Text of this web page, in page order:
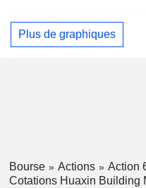
Plus de graphiques
Bourse Actions
Action
Cotations Huaxin Building